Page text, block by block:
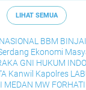
LIHAT SEMUA
BBM BINJAI
Ekonomi
GNI HUKUM
Kanwil Kapolres
MEDAN MW